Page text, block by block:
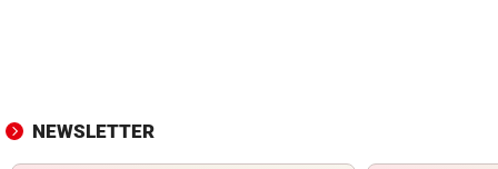
NEWSLETTER